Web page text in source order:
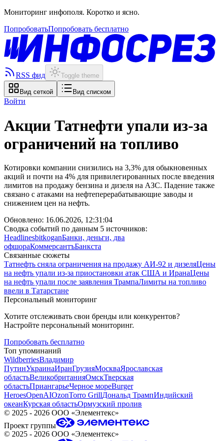
Мониторинг инфополя. Коротко и ясно.
ПопробоватьПопробовать бесплатно
RSS фид Toggle theme
Вид сеткой Вид списком
Войти
Акции Татнефти упали из-за
ограничений на топливо
Котировки компании снизились на 3,3% для обыкновенных
акций и почти на 4% для привилегированных после введения
лимитов на продажу бензина и дизеля на АЗС. Падение также
связано с атаками на нефтеперерабатывающие заводы и
снижением цен на нефть.
Обновлено: 16.06.2026, 12:31:04
Сводка событий по данным 5 источников:
HeadlinesbitkoganБанки, деньги, два
офшораКоммерсантъБанкста
Связанные сюжеты
Татнефть сняла ограничения на продажу АИ-92 и дизеляЦены
на нефть упали из-за приостановки атак США и ИранаЦены
на нефть упали после заявления ТрампаЛимиты на топливо
ввели в Татарстане
Персональный мониторинг
Хотите отслеживать свои бренды или конкурентов?
Настройте персональный мониторинг.
Попробовать бесплатно
Топ упоминаний
WildberriesВладимир
ПутинУкраинаИранГрузияМоскваЯрославская
областьВеликобританияОмскТверская
областьПриангарьеЧерное мореBurger
HeroesOpenAIOzonTorro GrillДональд ТрампИндийский
океанКурская областьОрмузский пролив
© 2025 - 2026 ООО «Элементекс»
Проект группы
© 2025 - 2026 ООО «Элементекс»